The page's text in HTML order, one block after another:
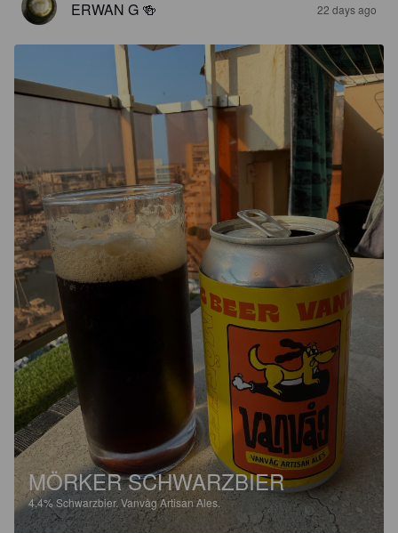
ERWAN G 🍻 22 days ago
MÖRKER SCHWARZBIER
4.4%Schwarzbier. Vanvåg Artisan Ales.